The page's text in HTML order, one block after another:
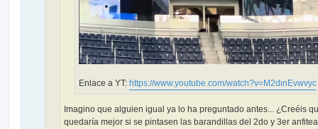
Enlace a YT: https://www.youtube.com/watch?v=M2dinEvwvyc
Imagino que alguien igual ya lo ha preguntado antes... ¿Creéis
quedaría mejor si se pintasen las barandillas del 2do y 3er